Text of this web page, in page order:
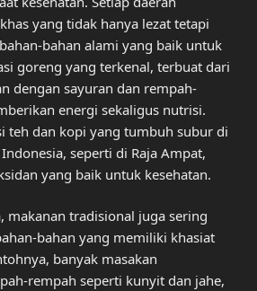
yang tidak hanya lezat tetapi
bahan alami yang baik untuk
goreng yang terkenal, terbuat dari
dengan sayuran dan rempah-
energi sekaligus nutrisi.
teh dan kopi yang tumbuh subur di
seperti di Raja Ampat,
yang baik untuk kesehatan.
makanan tradisional juga sering
bahan yang memiliki khasiat
banyak masakan
rempah seperti kunyit dan jahe,